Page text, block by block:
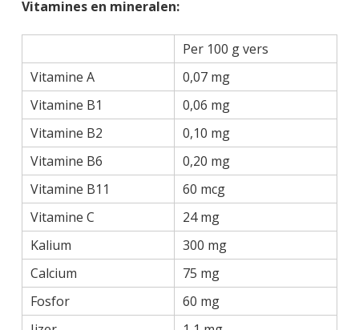
Vitamines en mineralen:
Per 100 g vers
Vitamine A
0,07 mg
Vitamine B1
0,06 mg
Vitamine B2
0,10 mg
Vitamine B6
0,20 mg
Vitamine B11
60 mcg
Vitamine C
24 mg
Kalium
300 mg
Calcium
75 mg
Fosfor
60 mg